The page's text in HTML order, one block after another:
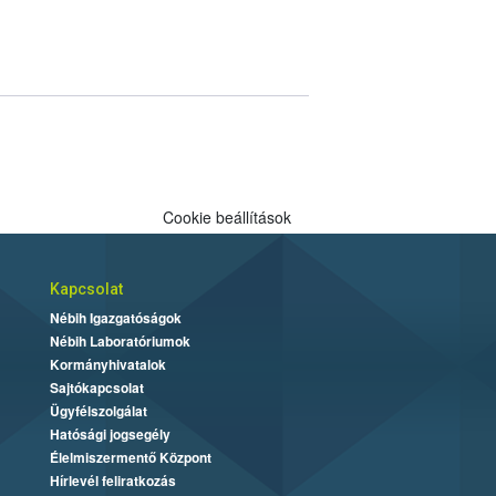
Cookie beállítások
Kapcsolat
Nébih Igazgatóságok
Nébih Laboratóriumok
Kormányhivatalok
Sajtókapcsolat
Ügyfélszolgálat
Hatósági jogsegély
Élelmiszermentő Központ
Hírlevél feliratkozás